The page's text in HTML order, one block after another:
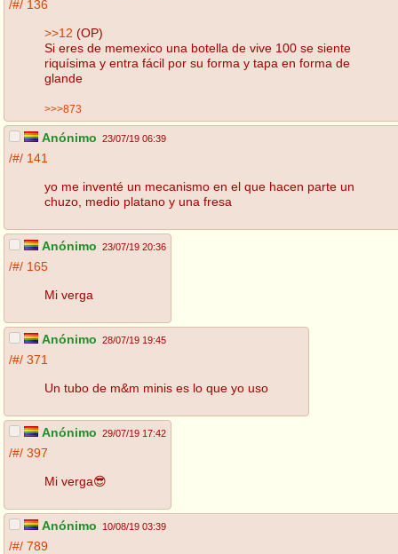
/#/ 136
>>12 (OP)
Si eres de memexico una botella de vive 100 se siente
riquísima y entra fácil por su forma y tapa en forma de
glande
>>>873
Anónimo 23/07/19 06:39
/#/ 141
yo me inventé un mecanismo en el que hacen parte un
chuzo, medio platano y una fresa
Anónimo 23/07/19 20:36
/#/ 165
Mi verga
Anónimo 28/07/19 19:45
/#/ 371
Un tubo de m&m minis es lo que yo uso
Anónimo 29/07/19 17:42
/#/ 397
Mi verga😎
Anónimo 10/08/19 03:39
/#/ 789